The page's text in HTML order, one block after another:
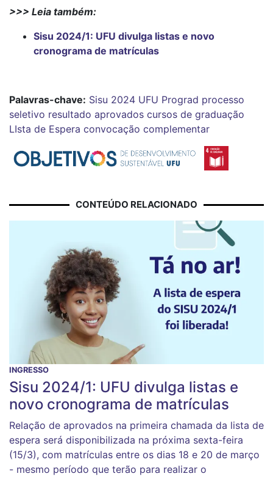
>>> Leia também:
Sisu 2024/1: UFU divulga listas e novo
cronograma de matrículas
Palavras-chave: Sisu 2024 UFU Prograd processo
seletivo resultado aprovados cursos de graduação
LIsta de Espera convocação complementar
CONTEÚDO RELACIONADO
INGRESSO
Sisu 2024/1: UFU divulga listas e
novo cronograma de matrículas
Relação de aprovados na primeira chamada da lista de
espera será disponibilizada na próxima sexta-feira
(15/3), com matrículas entre os dias 18 e 20 de março
- mesmo período que terão para realizar o